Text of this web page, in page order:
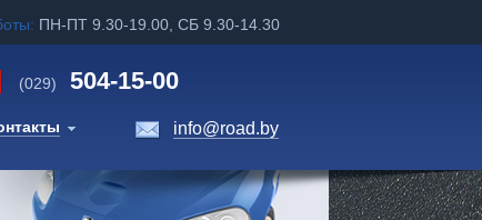
ПН-ПТ 9.30-19.00, СБ 9.30-14.30
(029) 504-15-00
info@road.by